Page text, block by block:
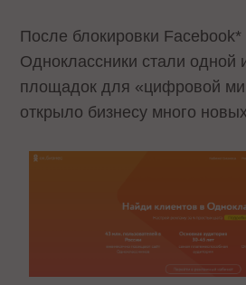
После блокировки
Одноклассники стали одной
площадок для «цифровой
открыло бизнесу много